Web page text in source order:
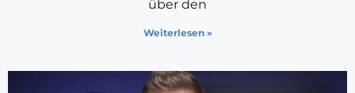
über den
Weiterlesen »